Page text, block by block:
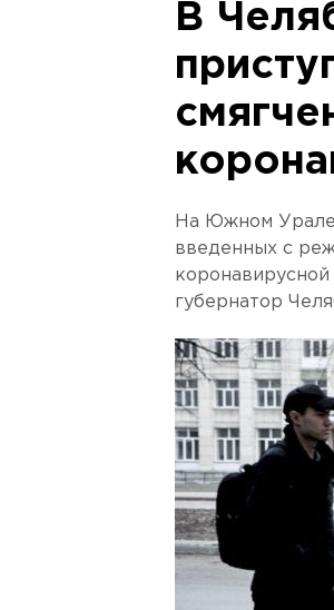
В
На Южном Урале
введенных с
губернатор